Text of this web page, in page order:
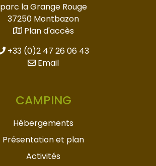
parc la Grange Rouge
37250 Montbazon
Plan d'accès
+33 (0)2 47 26 06 43
Email
CAMPING
Hébergements
Présentation et plan
Activités